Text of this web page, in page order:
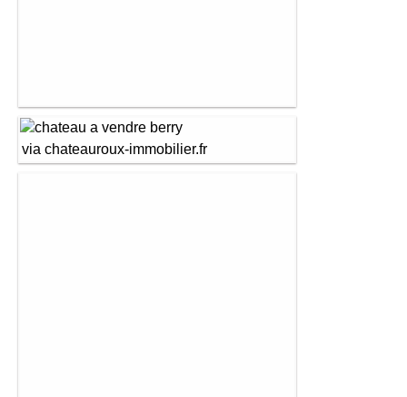
via chateauroux-immobilier.fr